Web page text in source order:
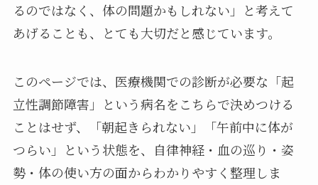
るのではなく、体の問題かもしれない」と考えて
あげることも、とても大切だと感じています。
このページでは、医療機関での診断が必要な「起
立性調節障害」という病名をこちらで決めつける
ことはせず、「朝起きられない」「午前中に体が
つらい」という状態を、自律神経・血の巡り・姿
勢・体の使い方の面からわかりやすく整理しま